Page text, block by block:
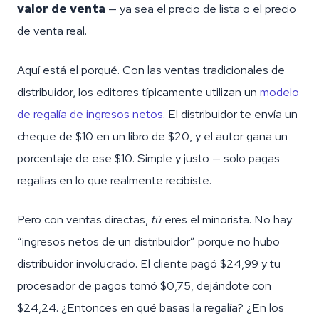
valor de venta — ya sea el precio de lista o el precio
de venta real.
Aquí está el porqué. Con las ventas tradicionales de
distribuidor, los editores típicamente utilizan un modelo
de regalía de ingresos netos. El distribuidor te envía un
cheque de $10 en un libro de $20, y el autor gana un
porcentaje de ese $10. Simple y justo — solo pagas
regalías en lo que realmente recibiste.
Pero con ventas directas, tú eres el minorista. No hay
“ingresos netos de un distribuidor” porque no hubo
distribuidor involucrado. El cliente pagó $24,99 y tu
procesador de pagos tomó $0,75, dejándote con
$24,24. ¿Entonces en qué basas la regalía? ¿En los